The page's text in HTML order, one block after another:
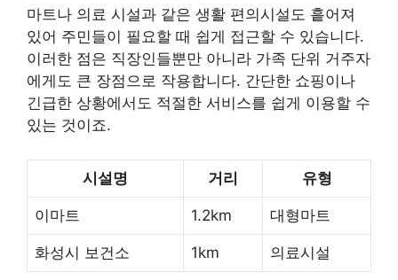
마트나 의료 시설과 같은 생활 편의시설도 흩어져
있어 주민들이 필요할 때 쉽게 접근할 수 있습니다.
이러한 점은 직장인들뿐만 아니라 가족 단위 거주자
에게도 큰 장점으로 작용합니다. 간단한 쇼핑이나
긴급한 상황에서도 적절한 서비스를 쉽게 이용할 수
있는 것이죠.
시설명 거리 유형
이마트 1.2km 대형마트
화성시 보건소 1km 의료시설